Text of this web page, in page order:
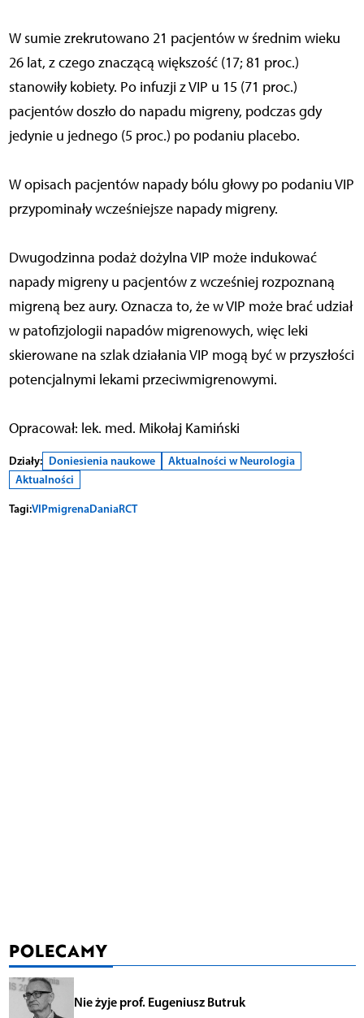
W sumie zrekrutowano 21 pacjentów w średnim wieku
26 lat, z czego znaczącą większość (17; 81 proc.)
stanowiły kobiety. Po infuzji z VIP u 15 (71 proc.)
pacjentów doszło do napadu migreny, podczas gdy
jedynie u jednego (5 proc.) po podaniu placebo.
W opisach pacjentów napady bólu głowy po podaniu VIP
przypominały wcześniejsze napady migreny.
Dwugodzinna podaż dożylna VIP może indukować
napady migreny u pacjentów z wcześniej rozpoznaną
migreną bez aury. Oznacza to, że w VIP może brać udział
w patofizjologii napadów migrenowych, więc leki
skierowane na szlak działania VIP mogą być w przyszłości
potencjalnymi lekami przeciwmigrenowymi.
Opracował: lek. med. Mikołaj Kamiński
Działy: Doniesienia naukowe
Aktualności w Neurologia
Aktualności
Tagi:VIPmigrenaDaniaRCT
POLECAMY
Nie żyje prof. Eugeniusz Butruk